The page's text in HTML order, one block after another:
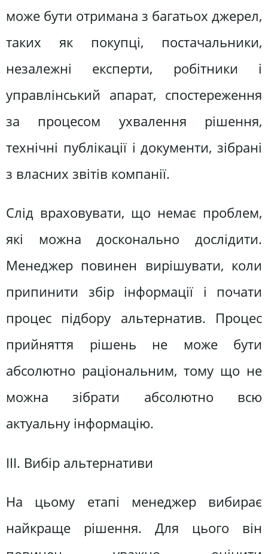
може бути отримана з багатьох джерел,
таких як покупці, постачальники,
незалежні експерти, робітники і
управлінський апарат, спостереження
за процесом ухвалення рішення,
технічні публікації і документи, зібрані
з власних звітів компанії.
Слід враховувати, що немає проблем,
які можна досконально дослідити.
Менеджер повинен вирішувати, коли
припинити збір інформації і почати
процес підбору альтернатив. Процес
прийняття рішень не може бути
абсолютно раціональним, тому що не
можна зібрати абсолютно всю
актуальну інформацію.
ІІІ. Вибір альтернативи
На цьому етапі менеджер вибирає
найкраще рішення. Для цього він